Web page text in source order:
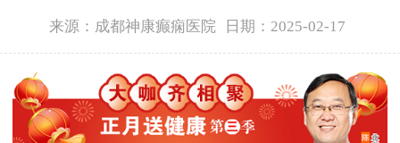
来源：成都神康癫痫医院 日期：2025-02-17